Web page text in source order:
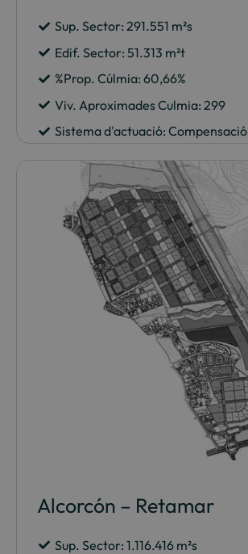
Sup. Sector: 291.551 m²s
Edif. Sector: 51.313 m²t
%Prop. Cúlmia: 60,66%
Viv. Aproximades Culmia: 299
Sistema d'actuació: Compensació
Alcorcón – Retamar
Sup. Sector: 1.116.416 m²s